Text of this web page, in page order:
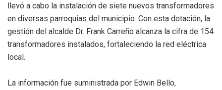
llevó a cabo la instalación de siete nuevos transformadores
en diversas parroquias del municipio. Con esta dotación, la
gestión del alcalde Dr. Frank Carreño alcanza la cifra de 154
transformadores instalados, fortaleciendo la red eléctrica
local.
La información fue suministrada por Edwin Bello,